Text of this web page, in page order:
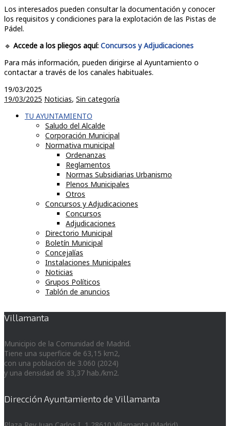
Los interesados pueden consultar la documentación y conocer
los requisitos y condiciones para la explotación de las Pistas de
Pádel.
🔹 Accede a los pliegos aquí: Concursos y Adjudicaciones
Para más información, pueden dirigirse al Ayuntamiento o
contactar a través de los canales habituales.
19/03/2025
19/03/2025 Noticias, Sin categoría
TU AYUNTAMIENTO
Saludo del Alcalde
Corporación Municipal
Normativa municipal
Ordenanzas
Reglamentos
Normas Subsidiarias Urbanismo
Plenos Municipales
Otros
Concursos y Adjudicaciones
Concursos
Adjudicaciones
Directorio Municipal
Boletín Municipal
Concejalías
Instalaciones Municipales
Noticias
Grupos Políticos
Tablón de anuncios
Villamanta
Municipio de la Comunidad de Madrid.
Tiene una superficie de 63,15 km2,
con una población de 3.060 (2024)
y una densidad de 33,37 hab./km2.
Dirección Ayuntamiento de Villamanta